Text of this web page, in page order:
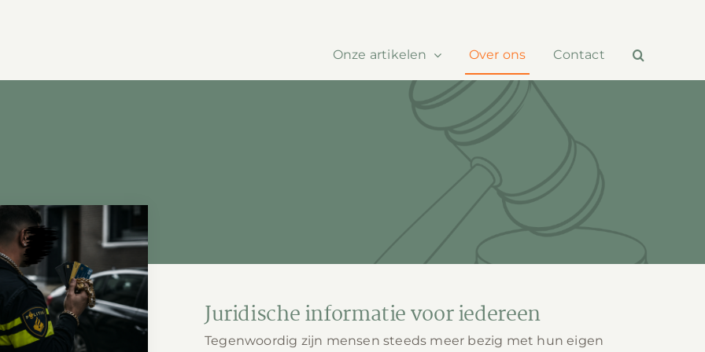
Onze artikelen Over ons Contact
Nederland:
Werkwijze en
Wetgeving
Juridische informatie voor iedereen
Tegenwoordig zijn mensen steeds meer bezig met hun eigen